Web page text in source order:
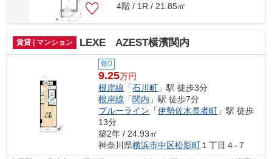
4階 / 1R / 21.85㎡
賃貸 | マンション LEXE AZEST横濱関内
敷0
9.25万円
根岸線 「石川町 」駅 徒歩3分
根岸線 「関内 」駅 徒歩7分
ブルーライン 「伊勢佐木長者町 」駅 徒歩
13分
築2年 / 24.93㎡
神奈川県横浜市中区松影町 １丁目４-７